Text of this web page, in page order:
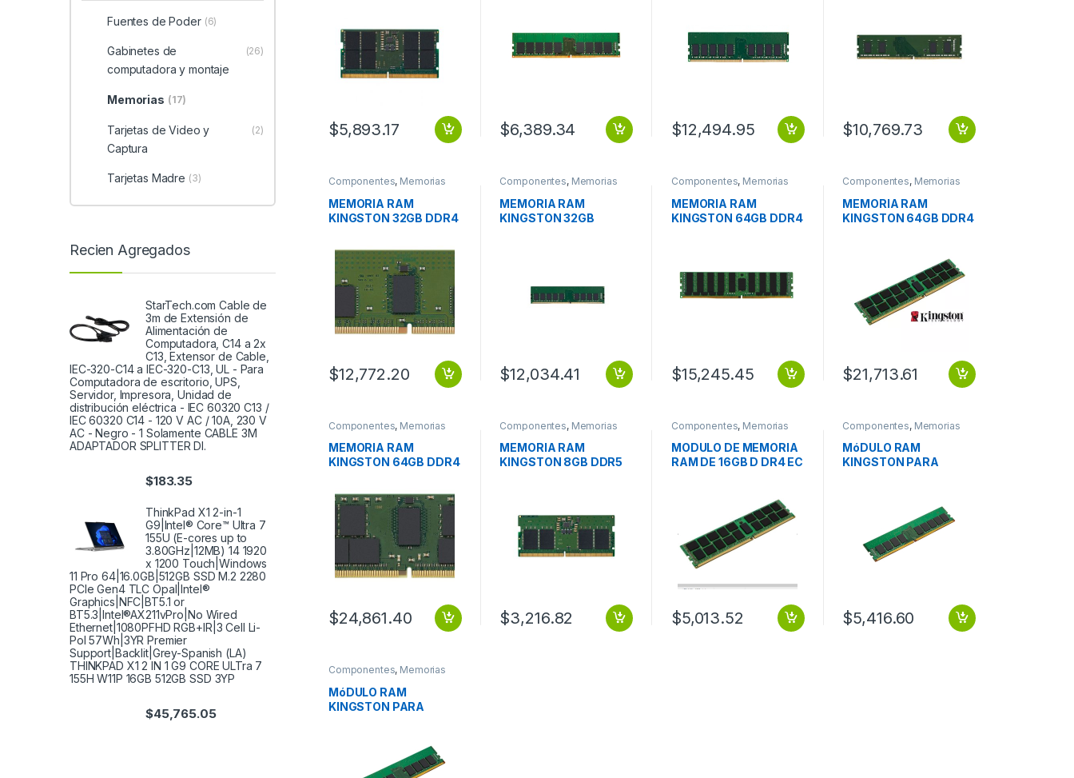
$5,893.17 $6,389.34 $12,494.95 $10,769.73
Componentes, Memorias
MEMORIA RAM
KINGSTON 32GB DDR4
MODULE
$12,772.20
Componentes, Memorias
MEMORIA RAM
KINGSTON 32GB
$12,034.41
Componentes, Memorias
MEMORIA RAM
KINGSTON 64GB DDR4
$15,245.45
Componentes, Memorias
MEMORIA RAM
KINGSTON 64GB DDR4
$21,713.61
Componentes, Memorias
MEMORIA RAM
KINGSTON 64GB DDR4
MODULE
$24,861.40
Componentes, Memorias
MEMORIA RAM
KINGSTON 8GB DDR5
$3,216.82
Componentes, Memorias
MODULO DE MEMORIA
RAM DE 16GB D DR4 EC
$5,013.52
Componentes, Memorias
MóDULO RAM
KINGSTON PARA
$5,416.60
Componentes, Memorias
MóDULO RAM
KINGSTON PARA
Fuentes de Poder (6)
Gabinetes de
computadora y montaje
(26)
Memorias (17)
Tarjetas de Video y
Captura
(2)
Tarjetas Madre (3)
Recien Agregados
StarTech.com Cable de
3m de Extensión de
Alimentación de
Computadora, C14 a 2x
C13, Extensor de Cable,
IEC-320-C14 a IEC-320-C13, UL - Para
Computadora de escritorio, UPS,
Servidor, Impresora, Unidad de
distribución eléctrica - IEC 60320 C13 /
IEC 60320 C14 - 120 V AC / 10A, 230 V
AC - Negro - 1 Solamente CABLE 3M
ADAPTADOR SPLITTER DI.
$183.35
ThinkPad X1 2-in-1
G9|Intel® Core™ Ultra 7
155U (E-cores up to
3.80GHz|12MB) 14 1920
x 1200 Touch|Windows
11 Pro 64|16.0GB|512GB SSD M.2 2280
PCIe Gen4 TLC Opal|Intel®
Graphics|NFC|BT5.1 or
BT5.3|Intel®AX211vPro|No Wired
Ethernet|1080PFHD RGB+IR|3 Cell Li-
Pol 57Wh|3YR Premier
Support|Backlit|Grey-Spanish (LA)
THINKPAD X1 2 IN 1 G9 CORE ULTra 7
155H W11P 16GB 512GB SSD 3YP
$45,765.05